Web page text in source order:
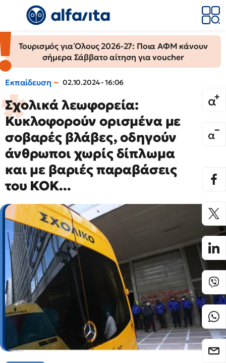
Τουρισμός για Όλους 2026-27: Ποια ΑΦΜ κάνουν
σήμερα Σάββατο αίτηση για voucher
Εκπαίδευση 02.10.2024 - 16:06
Σχολικά λεωφορεία:
Κυκλοφορούν ορισμένα με
σοβαρές βλάβες, οδηγούν
άνθρωποι χωρίς δίπλωμα
και με βαριές παραβάσεις
του ΚΟΚ...